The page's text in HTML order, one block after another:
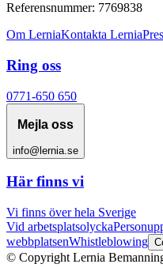
Referensnummer: 7769838
Om LerniaKontakta Lernia
Ring oss
0771-650 650
Mejla oss
info@lernia.se
Här finns vi
Vi finns över hela Sverige
Vid arbetsplatsolycka
webbplatsenWhistleblowing
© Copyright Lernia